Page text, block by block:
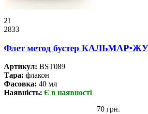
21
2833
Флет метод бустер
Артикул: BST089
Тара: флакон
Фасовка: 40 мл
Наявність: Є в наявності
70 грн.